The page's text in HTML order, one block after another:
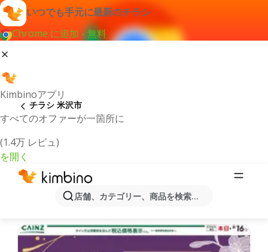
いつでも手元に最新のチラシ
Chrome に追加 - 無料
Kimbinoアプリ
すべてのオファーが一箇所に
(1.4万 レビュ)
を開く
店舗、カテゴリー、商品を検索...
チラシ 米沢市
最新のチラシとオファー米沢市